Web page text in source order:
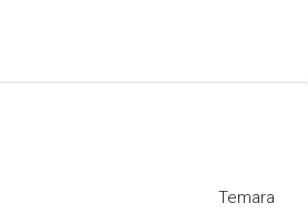
Temara